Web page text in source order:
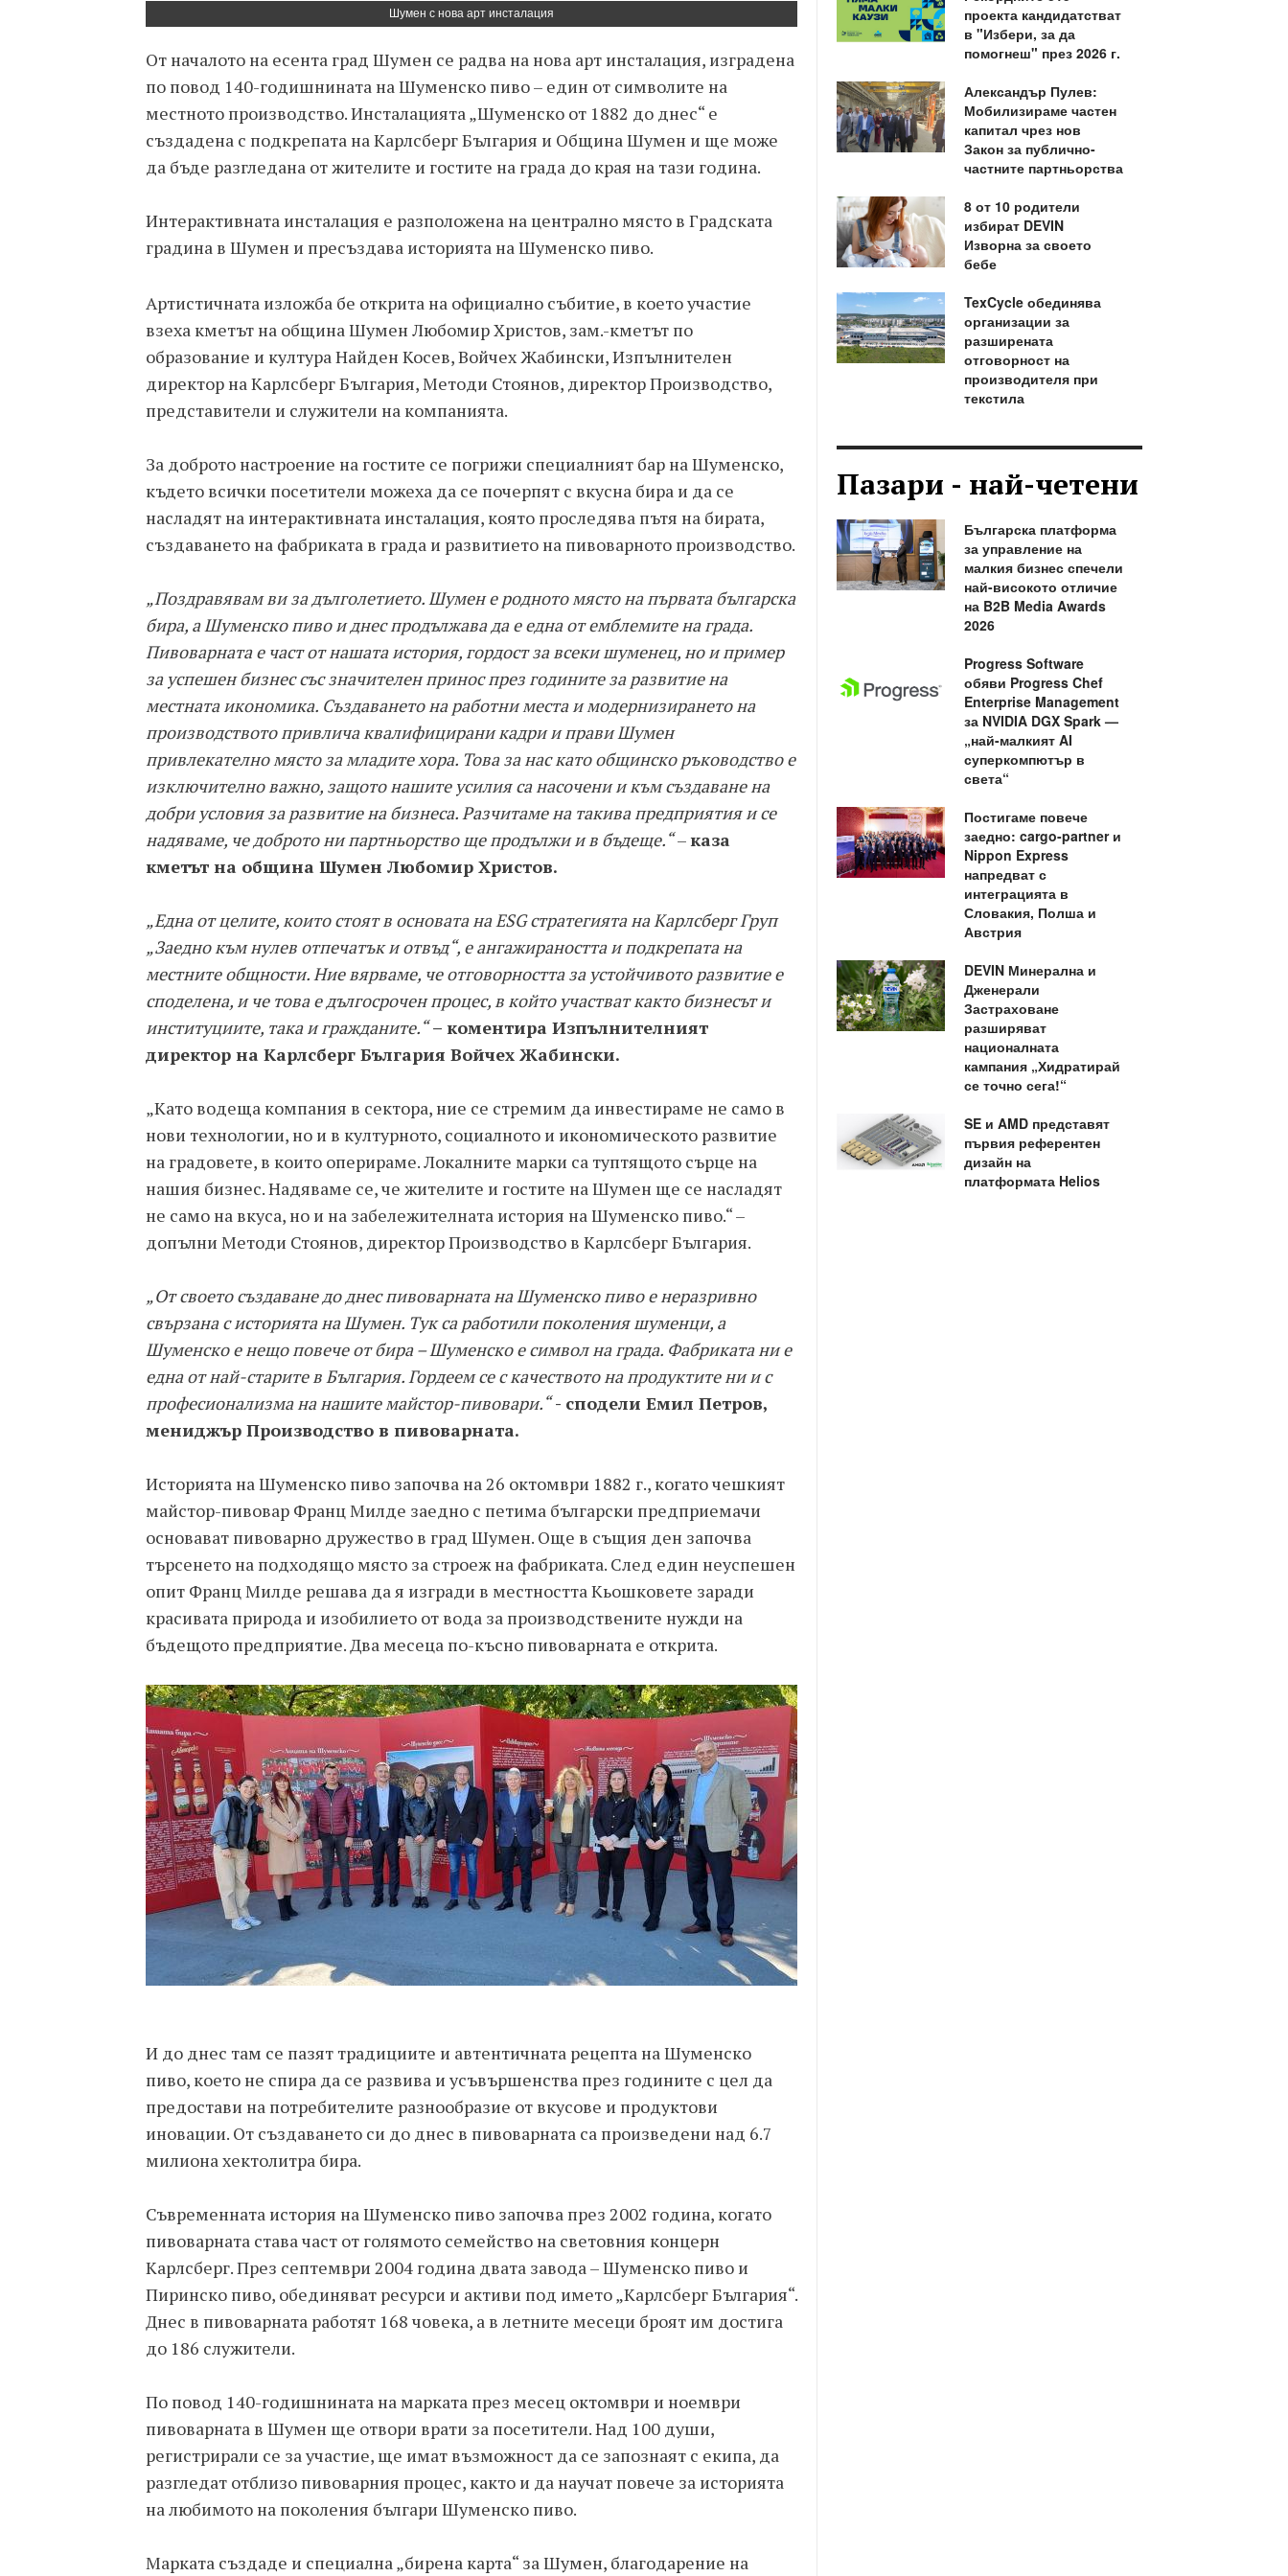
Шумен с нова арт инсталация
От началото на есента град Шумен се радва на нова арт инсталация, изградена
по повод 140-годишнината на Шуменско пиво – един от символите на
местното производство. Инсталацията „Шуменско от 1882 до днес“ е
създадена с подкрепата на Карлсберг България и Община Шумен и ще може
да бъде разгледана от жителите и гостите на града до края на тази година.
Интерактивната инсталация е разположена на централно място в Градската
градина в Шумен и пресъздава историята на Шуменско пиво.
Артистичната изложба бе открита на официално събитие, в което участие
взеха кметът на община Шумен Любомир Христов, зам.-кметът по
образование и култура Найден Косев, Войчех Жабински, Изпълнителен
директор на Карлсберг България, Методи Стоянов, директор Производство,
представители и служители на компанията.
За доброто настроение на гостите се погрижи специалният бар на Шуменско,
където всички посетители можеха да се почерпят с вкусна бира и да се
насладят на интерактивната инсталация, която проследява пътя на бирата,
създаването на фабриката в града и развитието на пивоварното производство.
„Поздравявам ви за дълголетието. Шумен е родното място на първата българска
бира, а Шуменско пиво и днес продължава да е една от емблемите на града.
Пивоварната е част от нашата история, гордост за всеки шуменец, но и пример
за успешен бизнес със значителен принос през годините за развитие на
местната икономика. Създаването на работни места и модернизирането на
производството привлича квалифицирани кадри и прави Шумен
привлекателно място за младите хора. Това за нас като общинско ръководство е
изключително важно, защото нашите усилия са насочени и към създаване на
добри условия за развитие на бизнеса. Разчитаме на такива предприятия и се
надяваме, че доброто ни партньорство ще продължи и в бъдеще.“–каза
кметът на община Шумен Любомир Христов.
„Една от целите, които стоят в основата на ESG стратегията на Карлсберг Груп
„Заедно към нулев отпечатък и отвъд“, е ангажираността и подкрепата на
местните общности. Ние вярваме, че отговорността за устойчивото развитие е
споделена, и че това е дългосрочен процес, в който участват както бизнесът и
институциите, така и гражданите.“ – коментира Изпълнителният
директор на Карлсберг България Войчех Жабински.
„Като водеща компания в сектора, ние се стремим да инвестираме не само в
нови технологии, но и в културното, социалното и икономическото развитие
на градовете, в които оперираме. Локалните марки са туптящото сърце на
нашия бизнес. Надяваме се, че жителите и гостите на Шумен ще се насладят
не само на вкуса, но и на забележителната история на Шуменско пиво.“ –
допълни Методи Стоянов, директор Производство в Карлсберг България.
„От своето създаване до днес пивоварната на Шуменско пиво е неразривно
свързана с историята на Шумен. Тук са работили поколения шуменци, а
Шуменско е нещо повече от бира – Шуменско е символ на града. Фабриката ни е
една от най-старите в България. Гордеем се с качеството на продуктите ни и с
професионализма на нашите майстор-пивовари.“ - сподели Емил Петров,
мениджър Производство в пивоварната.
Историята на Шуменско пиво започва на 26 октомври 1882 г., когато чешкият
майстор-пивовар Франц Милде заедно с петима български предприемачи
основават пивоварно дружество в град Шумен. Още в същия ден започва
търсенето на подходящо място за строеж на фабриката. След един неуспешен
опит Франц Милде решава да я изгради в местността Кьошковете заради
красивата природа и изобилието от вода за производствените нужди на
бъдещото предприятие. Два месеца по-късно пивоварната е открита.
И до днес там се пазят традициите и автентичната рецепта на Шуменско
пиво, което не спира да се развива и усъвършенства през годините с цел да
предостави на потребителите разнообразие от вкусове и продуктови
иновации. От създаването си до днес в пивоварната са произведени над 6.7
милиона хектолитра бира.
Съвременната история на Шуменско пиво започва през 2002 година, когато
пивоварната става част от голямото семейство на световния концерн
Карлсберг. През септември 2004 година двата завода – Шуменско пиво и
Пиринско пиво, обединяват ресурси и активи под името „Карлсберг България“.
Днес в пивоварната работят 168 човека, а в летните месеци броят им достига
до 186 служители.
По повод 140-годишнината на марката през месец октомври и ноември
пивоварната в Шумен ще отвори врати за посетители. Над 100 души,
регистрирали се за участие, ще имат възможност да се запознаят с екипа, да
разгледат отблизо пивоварния процес, както и да научат повече за историята
на любимото на поколения българи Шуменско пиво.
Марката създаде и специална „бирена карта“ за Шумен, благодарение на
проекта кандидатстват
в "Избери, за да
помогнеш" през 2026 г.
Александър Пулев:
Мобилизираме частен
капитал чрез нов
Закон за публично-
частните партньорства
8 от 10 родители
избират DEVIN
Изворна за своето
бебе
TexCycle обединява
организации за
разширената
отговорност на
производителя при
текстила
Пазари - най-четени
Българска платформа
за управление на
малкия бизнес спечели
най-високото отличие
на B2B Media Awards
2026
Progress Software
обяви Progress Chef
Enterprise Management
за NVIDIA DGX Spark —
„най-малкият AI
суперкомпютър в
света“
Постигаме повече
заедно: cargo-partner и
Nippon Express
напредват с
интеграцията в
Словакия, Полша и
Австрия
DEVIN Минерална и
Дженерали
Застраховане
разширяват
националната
кампания „Хидратирай
се точно сега!“
SE и AMD представят
първия референтен
дизайн на
платформата Helios